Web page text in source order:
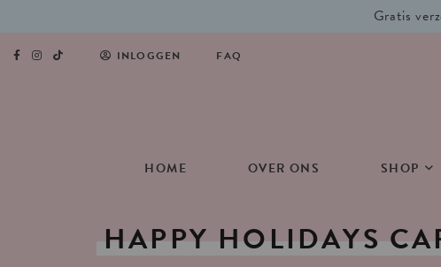
Gratis
INLOGGEN FAQ
HOME OVER ONS SHOP
HAPPY HOLIDAYS